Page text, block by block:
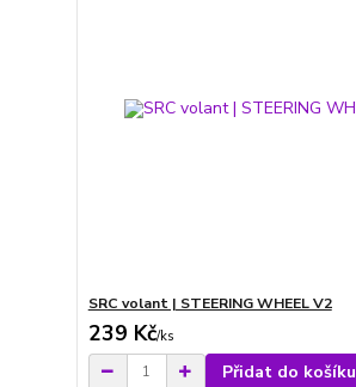
SRC volant | STEERING WHEEL V2
239 Kč/ks
Přidat do košíku